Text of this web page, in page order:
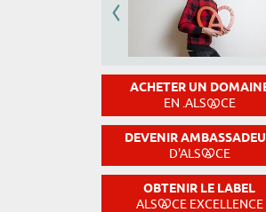
ACHETER UN
EN .ALS CE
DEVENIR
D'ALS CE
OBTENIR LE LABEL
ALS CE EXCELLENCE